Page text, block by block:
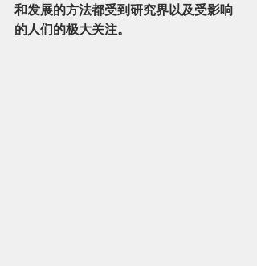
和发展的方法都受到研究界以及受影响
的人们的极大关注。